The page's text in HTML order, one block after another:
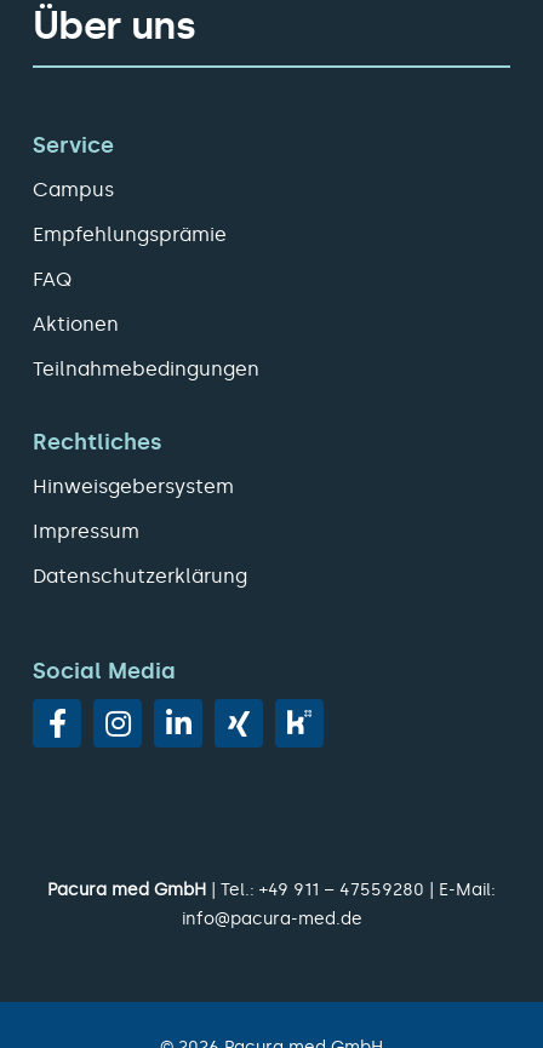
Über uns
Service
Campus
Empfehlungsprämie
FAQ
Aktionen
Teilnahmebedingungen
Rechtliches
Hinweisgebersystem
Impressum
Datenschutzerklärung
Social Media
Pacura med GmbH | Tel.: +49 911 – 47559280 | E-Mail:
info@pacura-med.de